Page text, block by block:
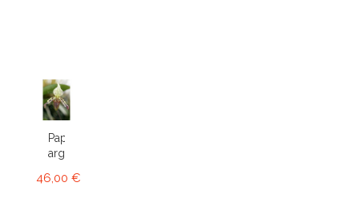
Paphiopedilum
argus
46,00 €